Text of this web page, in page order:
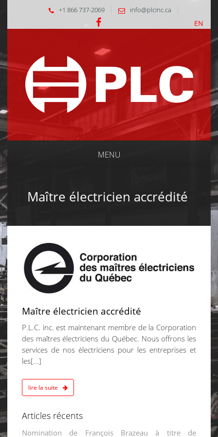
+1 866 737-2069 info@plcinc.ca
EN
MENU
Maître électricien accrédité
Maître électricien accrédité
P.L.C. inc. est maintenant membre de la Corporation
des maîtres électriciens du Québec. Nous offrons les
services de nos électriciens pour les entreprises et
les[...]
lire la suite
Articles récents
Nomination de François Brazeau à titre de